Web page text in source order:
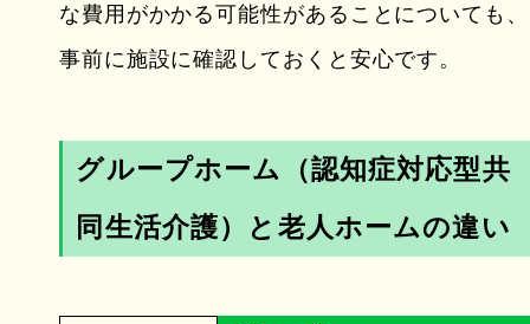
な費用がかかる可能性があることについても、
事前に施設に確認しておくと安心です。
グループホーム（認知症対応型共
同生活介護）と老人ホームの違い